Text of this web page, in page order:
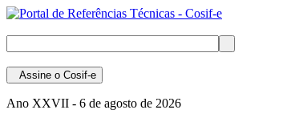
Assine o Cosif-e
Ano XXVII - 6 de agosto de 2026